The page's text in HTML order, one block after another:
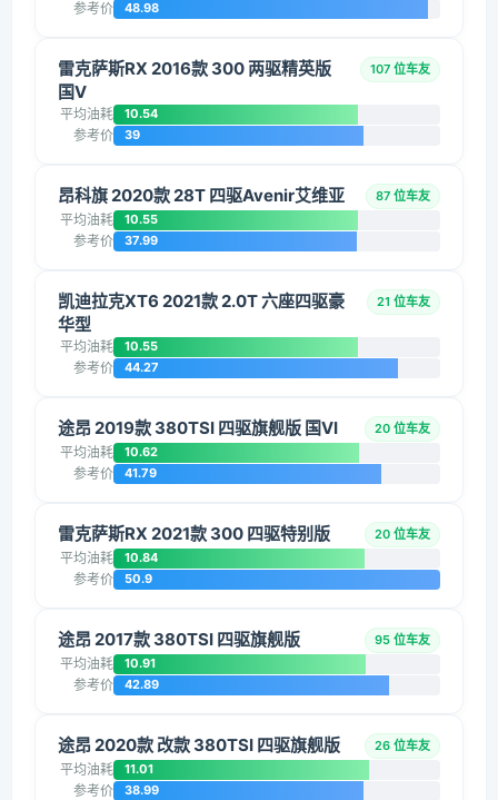
参考价 48.98
雷克萨斯RX 2016款 300 两驱精英版
国V
107 位车友
平均油耗 10.54
参考价 39
昂科旗 2020款 28T 四驱Avenir艾维亚 87 位车友
平均油耗 10.55
参考价 37.99
凯迪拉克XT6 2021款 2.0T 六座四驱豪
华型
21 位车友
平均油耗 10.55
参考价 44.27
途昂 2019款 380TSI 四驱旗舰版 国VI 20 位车友
平均油耗 10.62
参考价 41.79
雷克萨斯RX 2021款 300 四驱特别版 20 位车友
平均油耗 10.84
参考价 50.9
途昂 2017款 380TSI 四驱旗舰版 95 位车友
平均油耗 10.91
参考价 42.89
途昂 2020款 改款 380TSI 四驱旗舰版 26 位车友
平均油耗 11.01
参考价 38.99